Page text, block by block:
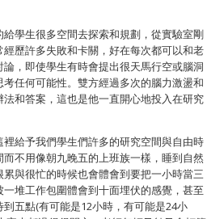
學生很多空間去探索和規劃，從實驗室剛
歷許多失敗和卡關，好在每次都可以和老
，即使學生有時會提出很天馬行空或腦洞
任何可能性。雙方經過多次的腦力激盪和
和答案，這也是他一直開心地投入在研究
給予我們學生們許多的研究空間與自由時
不用像朝九晚五的上班族一樣，睡到自然
與很忙的時候也會體會到要把一小時當三
堆工作包圍體會到十面埋伏的感覺，甚至
五點(有可能是12小時，有可能是24小